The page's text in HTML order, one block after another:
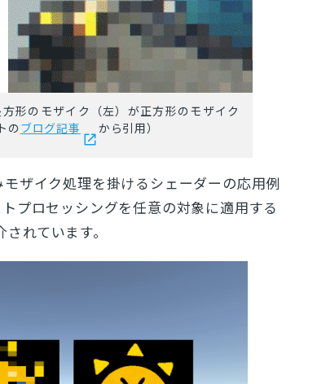
形のモザイク（左）が正方形のモザイク
のブログ記事 から引用）
ザイク処理を掛けるシェーダーの応用例
プロセッシングを任意の対象に適用する
されています。